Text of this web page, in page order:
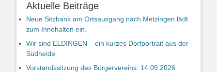
Aktuelle Beiträge
Neue Sitzbank am Ortsausgang nach Metzingen lädt
zum Innehalten ein.
Wir sind ELDINGEN – ein kurzes Dorfportrait aus der
Südheide
Vorstandssitzung des Bürgervereins: 14.09.2026